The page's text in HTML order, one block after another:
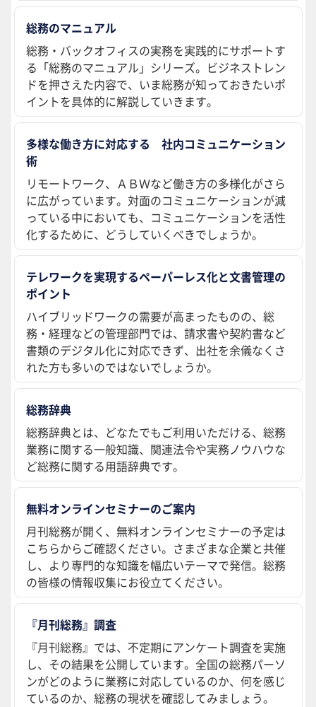
総務のマニュアル
総務・バックオフィスの実務を実践的にサポートす
る「総務のマニュアル」シリーズ。ビジネストレン
ドを押さえた内容で、いま総務が知っておきたいポ
イントを具体的に解説していきます。
多様な働き方に対応する 社内コミュニケーション
術
リモートワーク、ＡＢＷなど働き方の多様化がさら
に広がっています。対面のコミュニケーションが減
っている中においても、コミュニケーションを活性
化するために、どうしていくべきでしょうか。
テレワークを実現するペーパーレス化と文書管理の
ポイント
ハイブリッドワークの需要が高まったものの、総
務・経理などの管理部門では、請求書や契約書など
書類のデジタル化に対応できず、出社を余儀なくさ
れた方も多いのではないでしょうか。
総務辞典
総務辞典とは、どなたでもご利用いただける、総務
業務に関する一般知識、関連法令や実務ノウハウな
ど総務に関する用語辞典です。
無料オンラインセミナーのご案内
月刊総務が開く、無料オンラインセミナーの予定は
こちらからご確認ください。さまざまな企業と共催
し、より専門的な知識を幅広いテーマで発信。総務
の皆様の情報収集にお役立てください。
『月刊総務』調査
『月刊総務』では、不定期にアンケート調査を実施
し、その結果を公開しています。全国の総務パーソ
ンがどのように業務に対応しているのか、何を感じ
ているのか、総務の現状を確認してみましょう。